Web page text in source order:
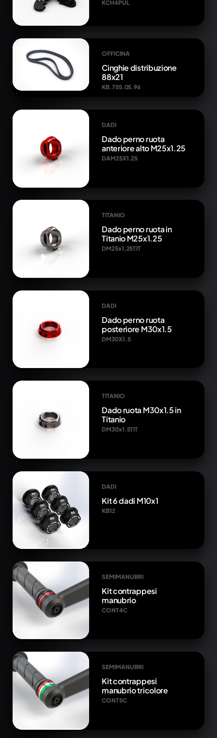
KCH4PUL
OFFICINA
Cinghie distribuzione
88x21
KB.755.05.96
DADI
Dado perno ruota
anteriore alto M25x1.25
DAM25X1.25
TITANIO
Dado perno ruota in
Titanio M25x1.25
DM25x1,25TIT
DADI
Dado perno ruota
posteriore M30x1.5
DM30X1.5
TITANIO
Dado ruota M30x1.5 in
Titanio
DM30x1.5TIT
DADI
Kit 6 dadi M10x1
KB12
SEMIMANUBRI
Kit contrappesi
manubrio
CONT4C
SEMIMANUBRI
Kit contrappesi
manubrio tricolore
CONT5C